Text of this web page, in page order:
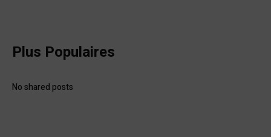
Plus Populaires
No shared posts